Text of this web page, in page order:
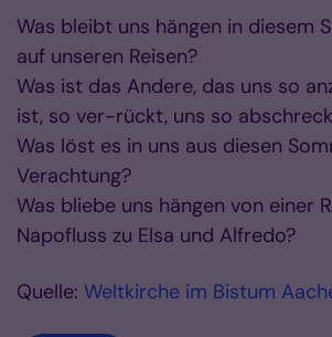
Was bleibt uns hängen in diesem
auf unseren Reisen?
Was ist das Andere, das uns so
ist, so ver-rückt, uns so
Was löst es in uns aus diesen
Verachtung?
Was bliebe uns hängen von einer
Napofluss zu Elsa und Alfredo?
Quelle: Weltkirche im Bistum